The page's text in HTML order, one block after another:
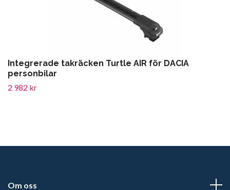
Integrerade takräcken Turtle AIR för DACIA
personbilar
2 982 kr
Om oss